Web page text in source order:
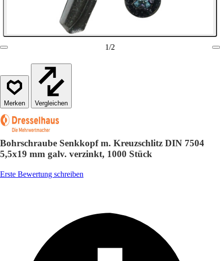
1/2
Vergleichen
Bohrschraube Senkkopf m. Kreuzschlitz DIN 7504
5,5x19 mm galv. verzinkt, 1000 Stück
Erste Bewertung schreiben